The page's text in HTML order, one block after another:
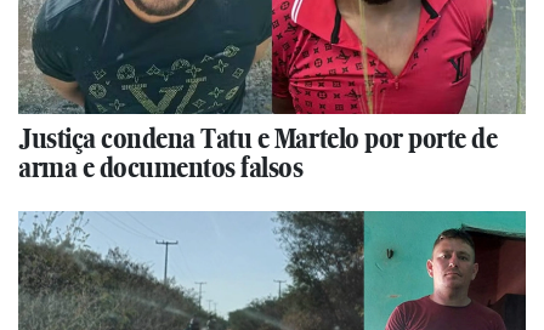
Justiça condena Tatu e Martelo por porte de
arma e documentos falsos